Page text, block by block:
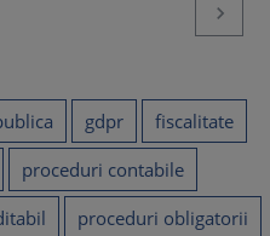

gdpr
fiscalitate
proceduri contabile
proceduri obligatorii